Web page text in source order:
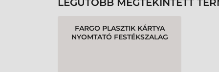
LEGUTÓBB MEGTEKINTETT
FARGO PLASZTIK KÁRTYA
NYOMTATÓ FESTÉKSZALAG